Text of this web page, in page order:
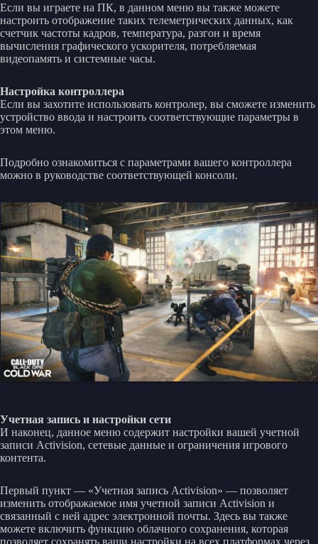
Если вы играете на ПК, в данном меню вы также можете
настроить отображение таких телеметрических данных, как
счетчик частоты кадров, температура, разгон и время
вычисления графического ускорителя, потребляемая
видеопамять и системные часы.
Настройка контроллера
Если вы захотите использовать контролер, вы сможете изменить
устройство ввода и настроить соответствующие параметры в
этом меню.
Подробно ознакомиться с параметрами вашего контроллера
можно в руководстве соответствующей консоли.
Учетная запись и настройки сети
И наконец, данное меню содержит настройки вашей учетной
записи Activision, сетевые данные и ограничения игрового
контента.
Первый пункт — «Учетная запись Activision» — позволяет
изменить отображаемое имя учетной записи Activision и
связанный с ней адрес электронной почты. Здесь вы также
можете включить функцию облачного сохранения, которая
позволяет сохранять ваши настройки на всех платформах через